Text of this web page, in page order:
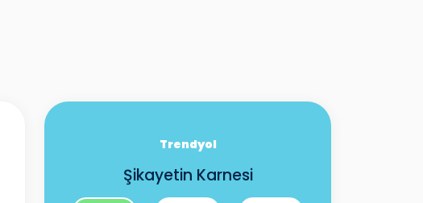
Trendyol
Şikayetin Karnesi